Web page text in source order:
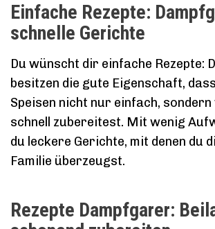
Einfache Rezepte:
schnelle Gerichte
Du wünscht dir einfache Rezepte:
besitzen die gute Eigenschaft,
Speisen nicht nur einfach, sondern
schnell zubereitest. Mit wenig
du leckere Gerichte, mit denen du
Familie überzeugst.
Rezepte Dampfgarer: